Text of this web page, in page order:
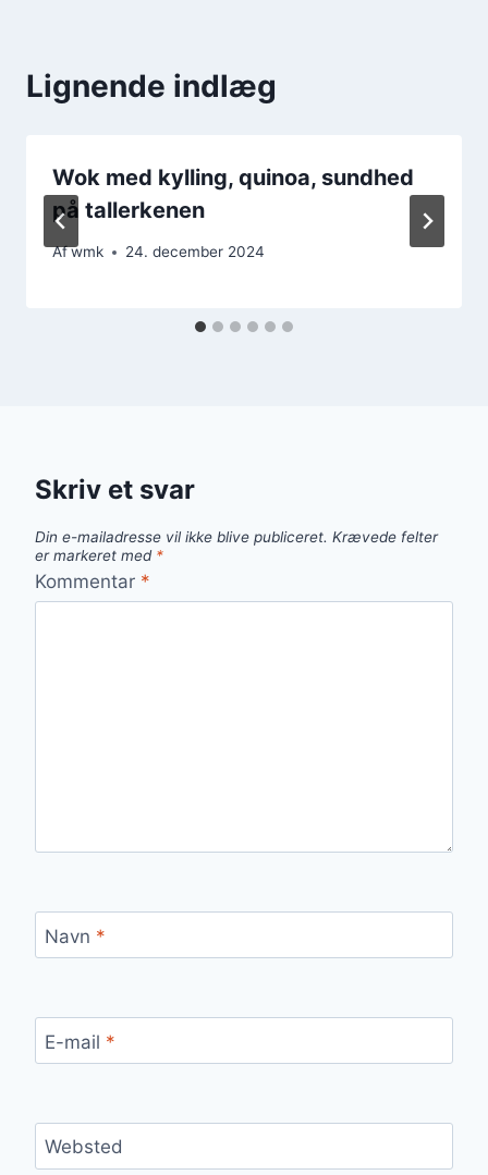
Lignende indlæg
Wok med kylling, quinoa, sundhed
på tallerkenen
Afwmk 24. december 2024
Skriv et svar
Din e-mailadresse vil ikke blive publiceret. Krævede felter
er markeret med *
Kommentar *
Navn *
E-mail *
Websted